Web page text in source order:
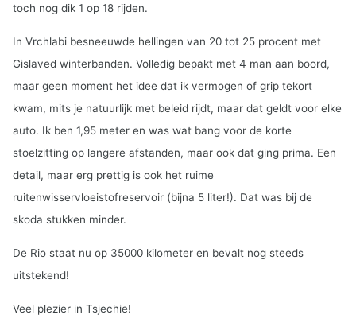
toch nog dik 1 op 18 rijden.
In Vrchlabi besneeuwde hellingen van 20 tot 25 procent met
Gislaved winterbanden. Volledig bepakt met 4 man aan boord,
maar geen moment het idee dat ik vermogen of grip tekort
kwam, mits je natuurlijk met beleid rijdt, maar dat geldt voor elke
auto. Ik ben 1,95 meter en was wat bang voor de korte
stoelzitting op langere afstanden, maar ook dat ging prima. Een
detail, maar erg prettig is ook het ruime
ruitenwisservloeistofreservoir (bijna 5 liter!). Dat was bij de
skoda stukken minder.
De Rio staat nu op 35000 kilometer en bevalt nog steeds
uitstekend!
Veel plezier in Tsjechie!